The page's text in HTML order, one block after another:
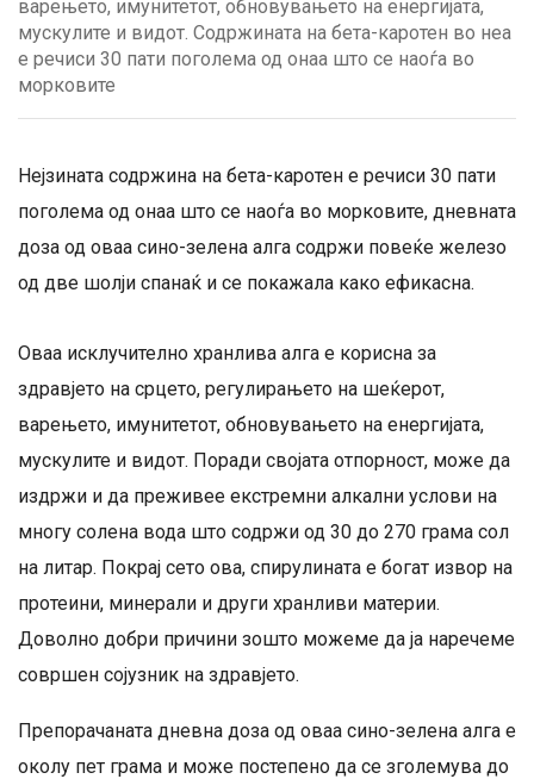
варењето, имунитетот, обновувањето на енергијата,
мускулите и видот. Содржината на бета-каротен во неа
е речиси 30 пати поголема од онаа што се наоѓа во
морковите
Нејзината содржина на бета-каротен е речиси 30 пати
поголема од онаа што се наоѓа во морковите, дневната
доза од оваа сино-зелена алга содржи повеќе железо
од две шолји спанаќ и се покажала како ефикасна.
Оваа исклучително хранлива алга е корисна за
здравјето на срцето, регулирањето на шеќерот,
варењето, имунитетот, обновувањето на енергијата,
мускулите и видот. Поради својата отпорност, може да
издржи и да преживее екстремни алкални услови на
многу солена вода што содржи од 30 до 270 грама сол
на литар. Покрај сето ова, спирулината е богат извор на
протеини, минерали и други хранливи материи.
Доволно добри причини зошто можеме да ја наречеме
совршен сојузник на здравјето.
Препорачаната дневна доза од оваа сино-зелена алга е
околу пет грама и може постепено да се зголемува до